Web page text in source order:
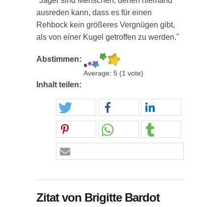
ausreden kann, dass es für einen
Rehbock kein größeres Vergnügen gibt,
als von einer Kugel getroffen zu werden."
Abstimmen:
Average: 5 (1 vote)
Inhalt teilen:
Zitat von Brigitte Bardot